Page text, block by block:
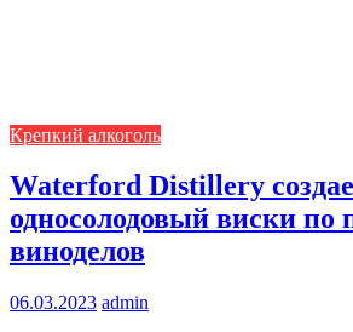
Крепкий алкоголь
Waterford Distillery
односолодовый виски по
виноделов
06.03.2023 admin